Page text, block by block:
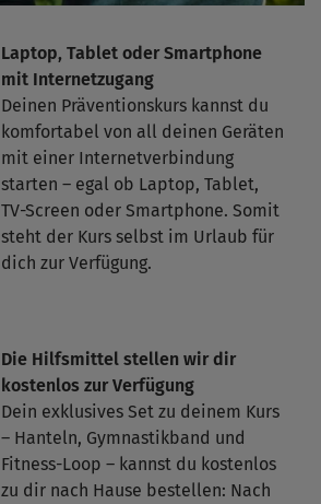
Laptop, Tablet oder Smartphone
mit Internetzugang
Deinen Präventionskurs kannst du
komfortabel von all deinen Geräten
mit einer Internetverbindung
starten – egal ob Laptop, Tablet,
TV-Screen oder Smartphone. Somit
steht der Kurs selbst im Urlaub für
dich zur Verfügung.
Die Hilfsmittel stellen wir dir
kostenlos zur Verfügung
Dein exklusives Set zu deinem Kurs
– Hanteln, Gymnastikband und
Fitness-Loop – kannst du kostenlos
zu dir nach Hause bestellen: Nach